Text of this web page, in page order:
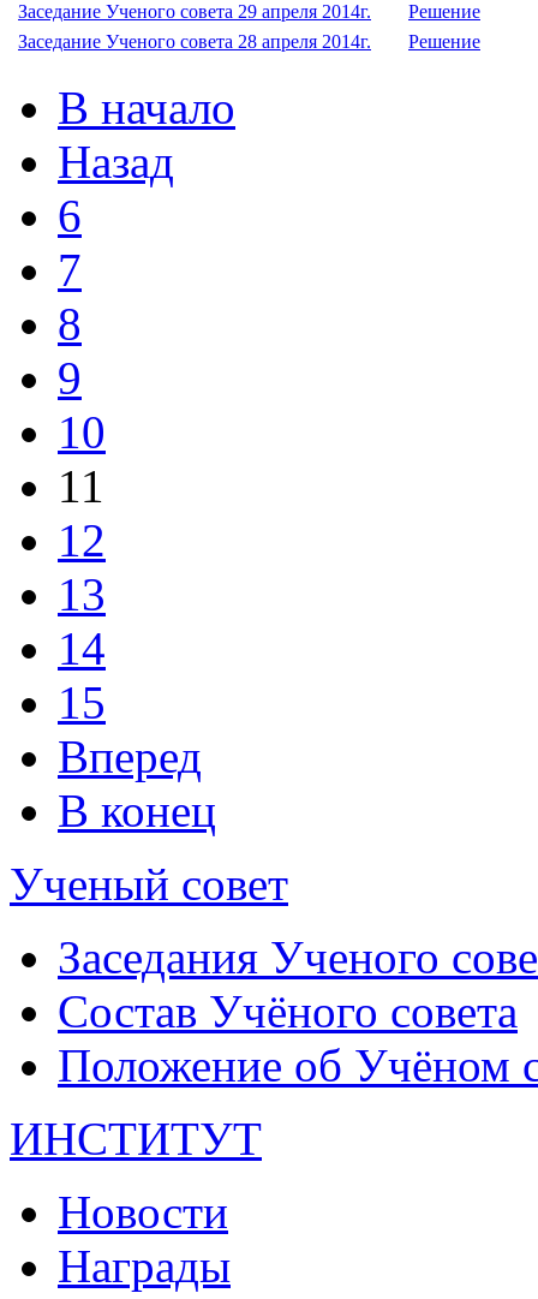
Заседание Ученого совета 29 апреля 2014г.
Решение
Заседание Ученого совета 28 апреля 2014г.
Решение
В начало
Назад
6
7
8
9
10
11
12
13
14
15
Вперед
В конец
Ученый совет
Заседания Ученого
Состав Учёного совета
Положение об Учёном
ИНСТИТУТ
Новости
Награды